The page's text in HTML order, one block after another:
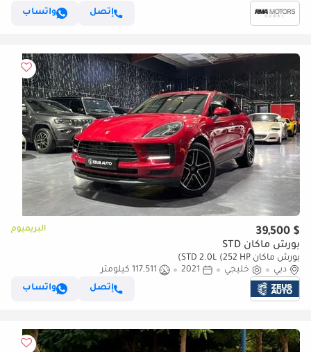
إتصل
واتساب
$ 39,500 البريميوم
بورش ماكان STD
بورش ماكان STD 2.0L (252 HP)
دبي
خليجي 2021
117,511 كيلومتر
إتصل
واتساب